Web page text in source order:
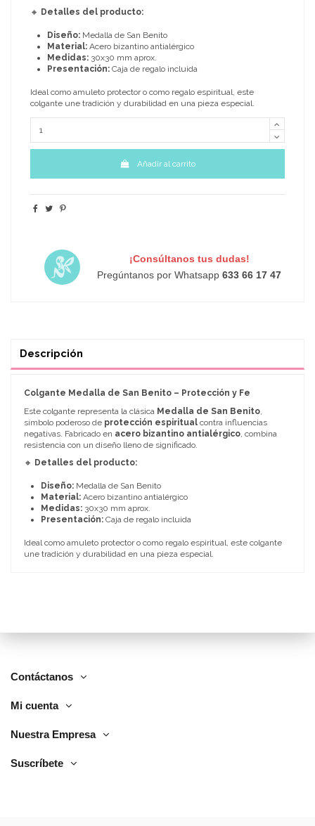
🔸 Detalles del producto:
Diseño: Medalla de San Benito
Material: Acero bizantino antialérgico
Medidas: 30x30 mm aprox.
Presentación: Caja de regalo incluida
Ideal como amuleto protector o como regalo espiritual, este
colgante une tradición y durabilidad en una pieza especial.
Añadir al carrito
¡Consúltanos tus dudas!
Pregúntanos por Whatsapp633 66 17 47
Descripción
Colgante Medalla de San Benito – Protección y Fe
Este colgante representa la clásica Medalla de San Benito,
símbolo poderoso de protección espiritual contra influencias
negativas. Fabricado en acero bizantino antialérgico, combina
resistencia con un diseño lleno de significado.
🔸 Detalles del producto:
Diseño: Medalla de San Benito
Material: Acero bizantino antialérgico
Medidas: 30x30 mm aprox.
Presentación: Caja de regalo incluida
Ideal como amuleto protector o como regalo espiritual, este colgante
une tradición y durabilidad en una pieza especial.
Contáctanos
Mi cuenta
Nuestra Empresa
Suscríbete